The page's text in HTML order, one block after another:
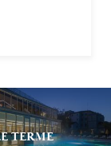
TERME